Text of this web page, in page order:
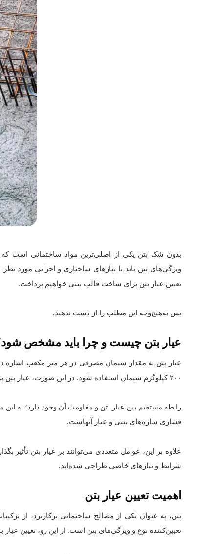
بدون شک بتن یکی از اصلی‌ترین مواد ساختمانی است که
ویژگی‌های بتن باید با نیازهای ساختاری و اجرایی مورد
تعیین عیار بتن برای ساخت قالب بتنی خواهیم پرداخت.
پس به‌هیچ‌وجه این مطلب را از دست ندهید.
عیار بتن چیست و چرا باید مشخص
عیار بتن به مقدار سیمان مصرفی در هر متر مکعب اشاره
۲۰۰ کیلوگرم سیمان استفاده شود. در این صورت، عیار بتن برابر با ۲۰۰ کیلوگرم بر مترمکعب خواهد بود.
رابطه مستقیم بین عیار بتن و مقاومت آن وجود دارد؛ به
فشاری سازه‌های بتنی و عیار آنهاست.
علاوه بر این، عوامل متعددی می‌توانند بر عیار بتن تأثیر
شرایط و نیازهای خاصی طراحی شده‌اند.
اهمیت تعیین عیار بتن
بتن، به عنوان یکی از مصالح ساختمانی پرکاربرد، از
تعیین‌کننده نوع و ویژگی‌های بتن است. از این رو، تعیین